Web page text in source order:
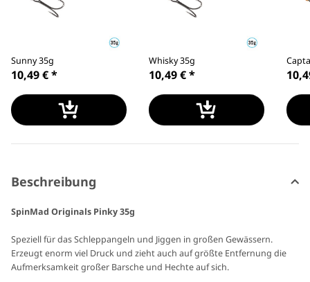
Sunny 35g
10,49 €*
Whisky 35g
10,49 €*
Beschreibung
SpinMad Originals Pinky 35g
Speziell für das Schleppangeln und Jiggen in großen Gewässern.
Erzeugt enorm viel Druck und zieht auch auf größte Entfernung die
Aufmerksamkeit großer Barsche und Hechte auf sich.